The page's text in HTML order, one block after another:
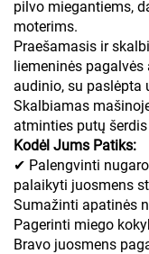
pilvo miegantiems,
moterims.
Praešamasis ir
liemeninės
audinio, su paslėpta
Skalbiamas
atminties putų
Kodėl Jums Patiks:
✔ Palengvinti
palaikyti juosmens
Sumažinti apatinės
Pagerinti miego
Bravo juosmens